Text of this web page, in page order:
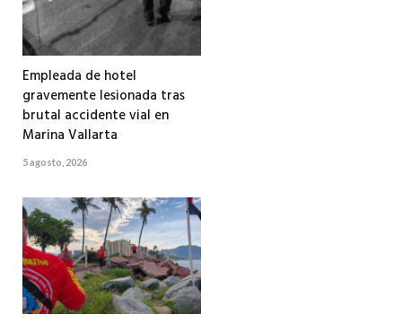
Empleada de hotel
gravemente lesionada tras
brutal accidente vial en
Marina Vallarta
5 agosto, 2026